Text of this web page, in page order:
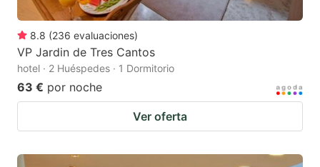
8.8 (236 evaluaciones)
VP Jardin de Tres Cantos
hotel · 2 Huéspedes · 1 Dormitorio
63 € por noche
Ver oferta